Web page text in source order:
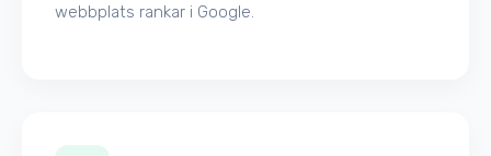
webbplats rankar i Google.